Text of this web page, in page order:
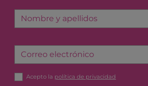
Nombre y apellidos
Correo electrónico
Acepto la política de privacidad